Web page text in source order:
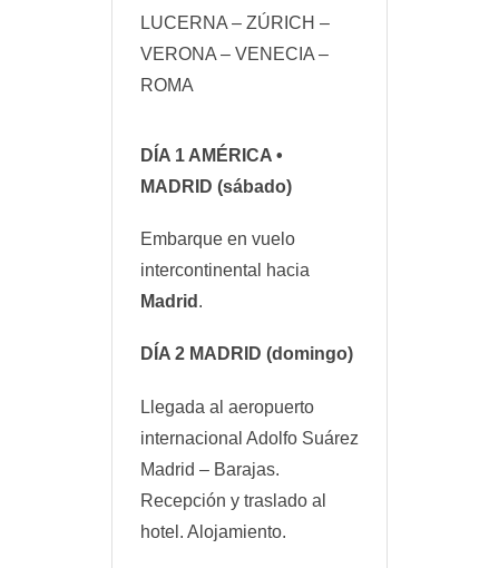
LUCERNA – ZÚRICH –
VERONA – VENECIA –
ROMA
DÍA 1 AMÉRICA •
MADRID (sábado)
Embarque en vuelo
intercontinental hacia
Madrid .
DÍA 2 MADRID (domingo)
Llegada al aeropuerto
internacional Adolfo Suárez
Madrid – Barajas.
Recepción y traslado al
hotel. Alojamiento.